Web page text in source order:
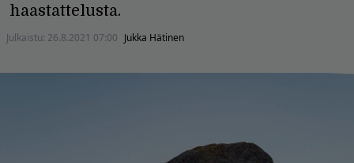
haastattelusta.
Julkaistu: 26.8.2021 07:00 Jukka Hätinen